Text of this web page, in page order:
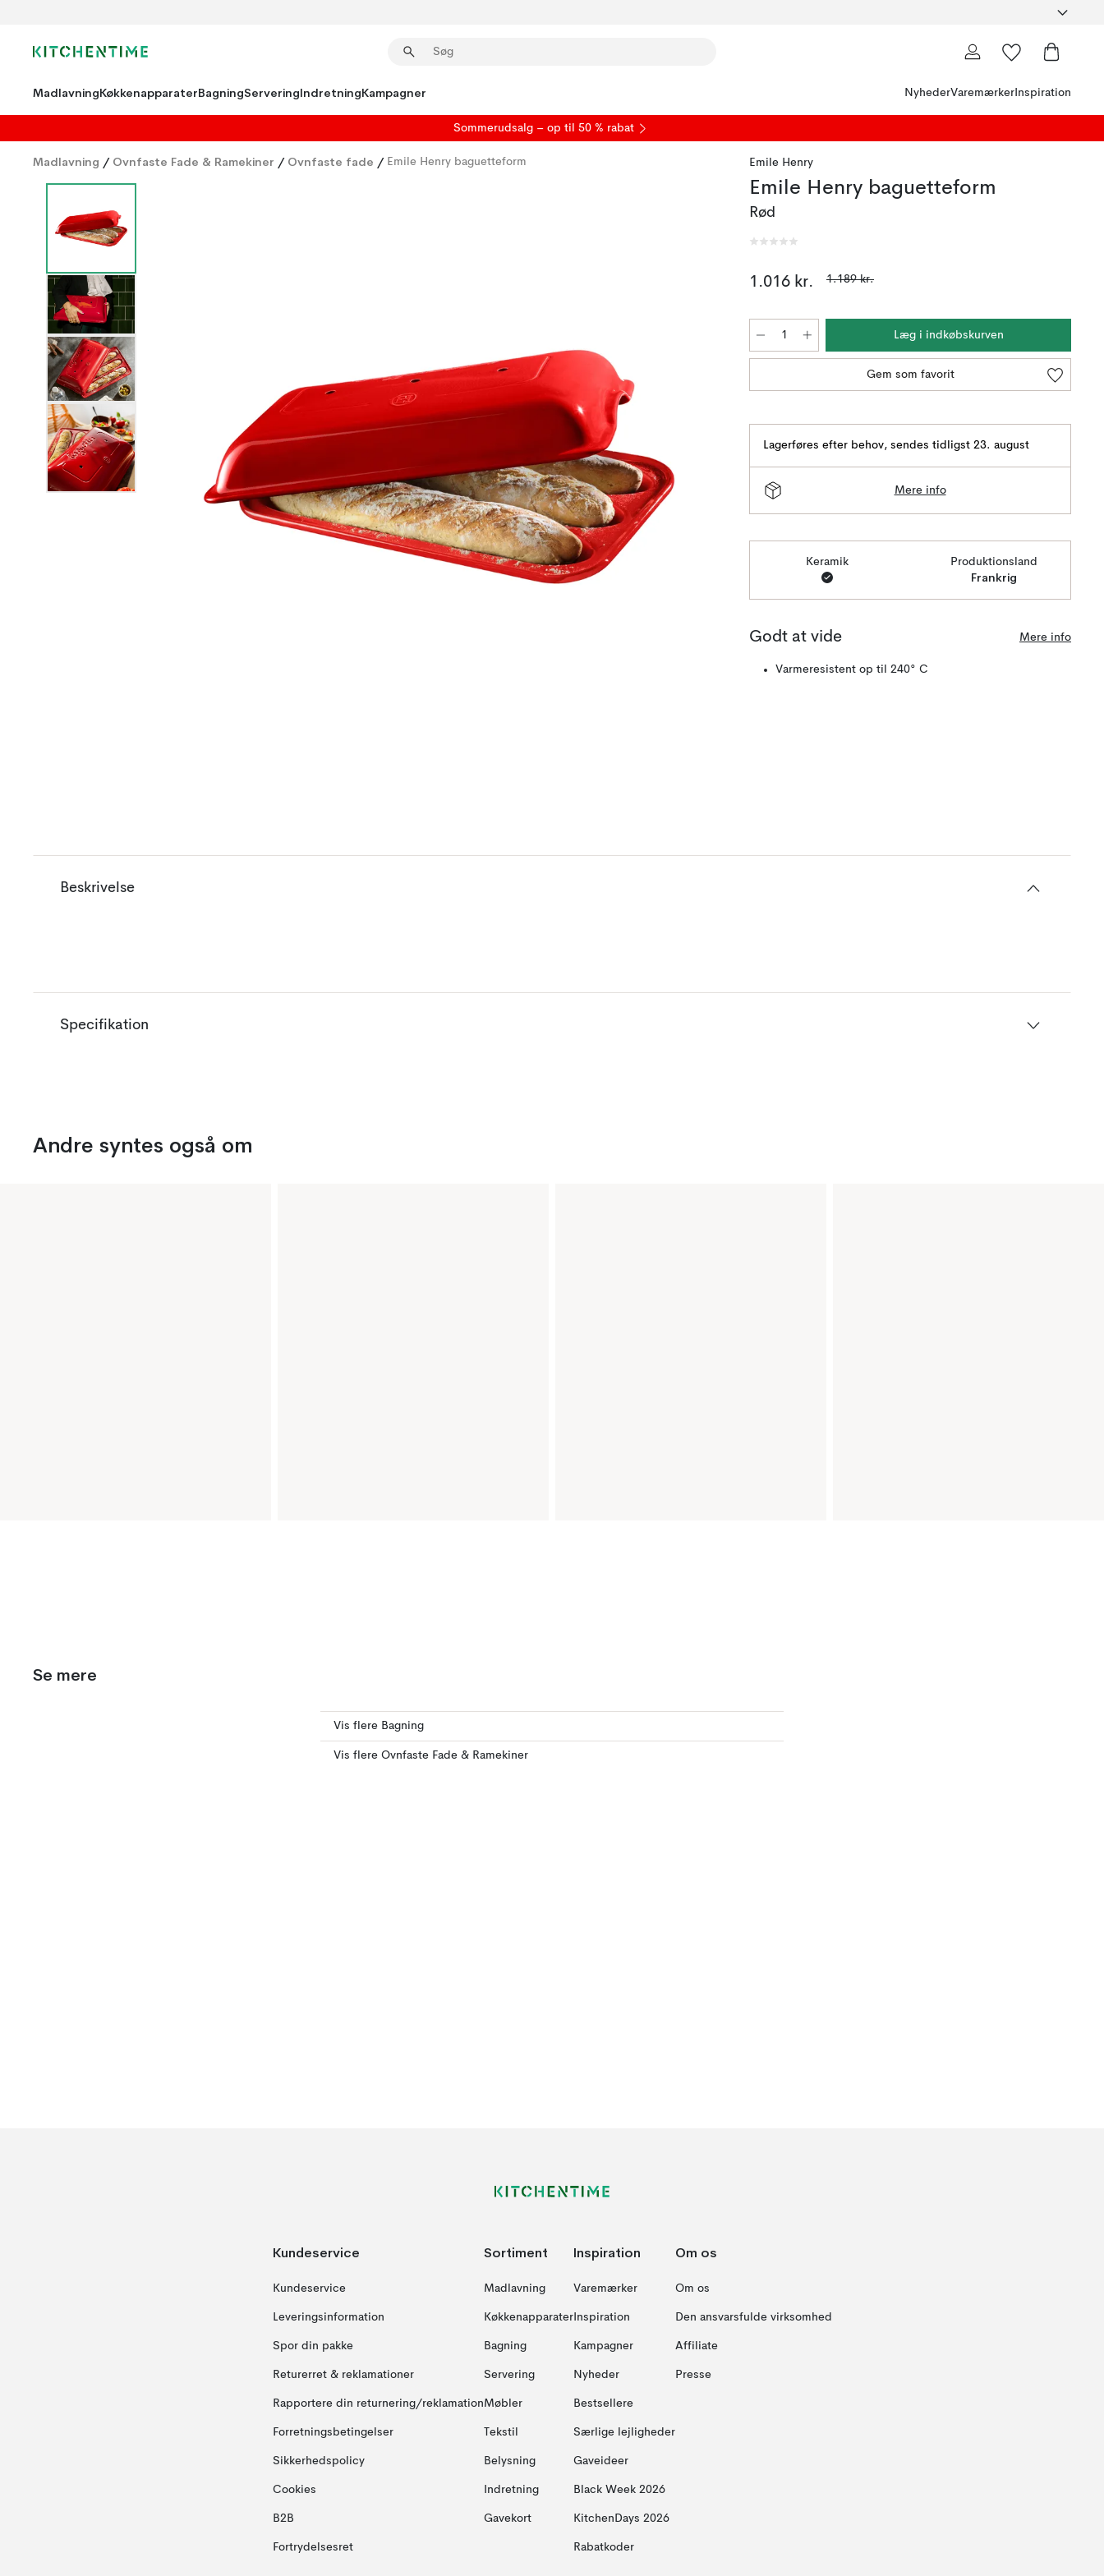
MadlavningKøkkenapparaterBagningServeringIndretningKampagner NyhederVaremærker Inspiration
Sommerudsalg – op til 50 % rabat
Madlavning / Ovnfaste Fade & Ramekiner / Ovnfaste fade / Emile Henry baguetteform Emile Henry
Emile Henry baguetteform
Rød
1.016 kr. 1.189 kr.
Læg i indkøbskurven
Gem som favorit
Lagerføres efter behov, sendes tidligst 23. august
Mere info
Keramik Produktionsland
Frankrig
Godt at vide Mere info
Varmeresistent op til 240° C
Beskrivelse
Specifikation
Andre syntes også om
Se mere
Vis flere Bagning
Vis flere Ovnfaste Fade & Ramekiner
Kundeservice
Kundeservice
Leveringsinformation
Spor din pakke
Returerret & reklamationer
Rapportere din returnering/reklamation
Forretningsbetingelser
Sikkerhedspolicy
Cookies
B2B
Fortrydelsesret
Sortiment
Madlavning
Køkkenapparater
Bagning
Servering
Møbler
Tekstil
Belysning
Indretning
Gavekort
Inspiration
Varemærker
Inspiration
Kampagner
Nyheder
Bestsellere
Særlige lejligheder
Gaveideer
Black Week 2026
KitchenDays 2026
Rabatkoder
Om os
Om os
Den ansvarsfulde virksomhed
Affiliate
Presse